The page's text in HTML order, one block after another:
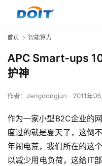
首页 智能算力
APC Smart-ups
护神
作者： zengdongjun 2011年
作为一家小型B2C企业的
度过的就是夏天了，这倒
年闹电荒，我们所在的这
以减少用电负荷，这给IT